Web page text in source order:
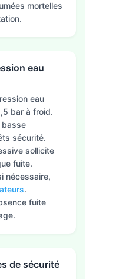
mortelles
eau
eau
bar à froid.
basse
sécurité.
sollicite
fuite.
nécessaire,
.
fuite
de sécurité